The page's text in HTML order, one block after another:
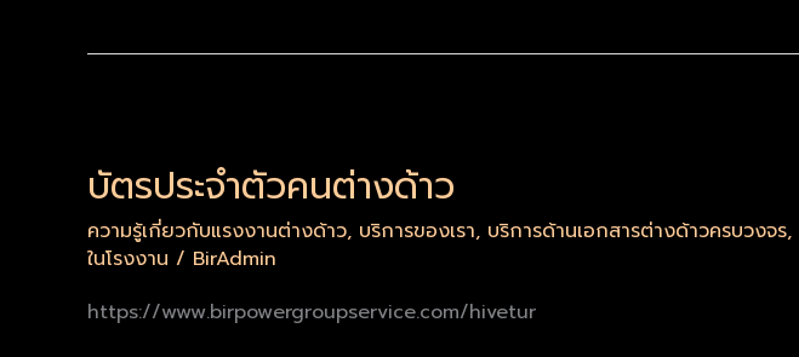
บัตรประจำตัวคนต่างด้าว
ความรู้เกี่ยวกับแรงงานต่างด้าว, บริการของเรา, บริการด้านเอกสารต่างด้าวครบวงจร,
ในโรงงาน / BirAdmin
https://www.birpowergroupservice.com/hivetur
ตัว
ต่างด้าว